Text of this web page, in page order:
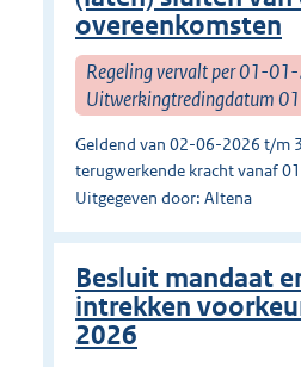
overeenkomsten
Regeling vervalt per 01-
Uitwerkingtredingdatum
Geldend van 02-06-2026 t/m
terugwerkende kracht vanaf
Uitgegeven door: Altena
Besluit mandaat
intrekken
2026